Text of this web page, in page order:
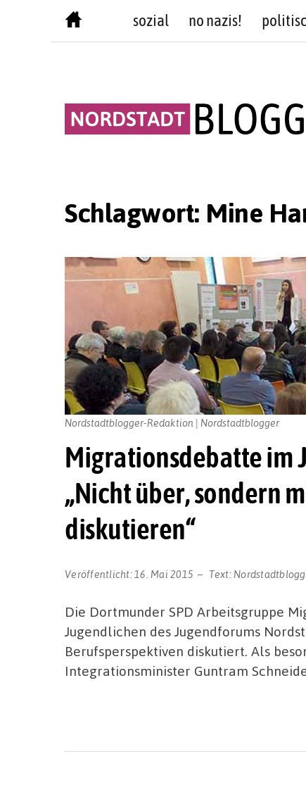
sozial no nazis!
Schlagwort: Mine
Migrationsdebatte im
„Nicht über, sondern
diskutieren“
Veröffentlicht: 16. Mai 2015 Text:
Nordstadtblogger-Redaktion | Nordstadtblogger
Die Dortmunder SPD Arbeitsgruppe
Jugendlichen des Jugendforums
Berufsperspektiven diskutiert. Als
Integrationsminister Guntram